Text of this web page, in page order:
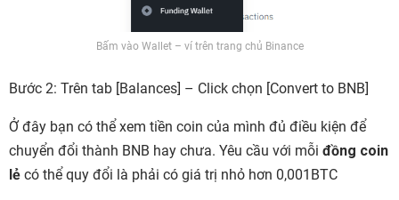
Bấm vào Wallet – ví trên trang chủ Binance
Bước 2: Trên tab [Balances] – Click chọn [Convert to BNB]
Ở đây bạn có thể xem tiền coin của mình đủ điều kiện để
chuyển đổi thành BNB hay chưa. Yêu cầu với mỗi đồng coin
lẻ có thể quy đổi là phải có giá trị nhỏ hơn 0,001BTC